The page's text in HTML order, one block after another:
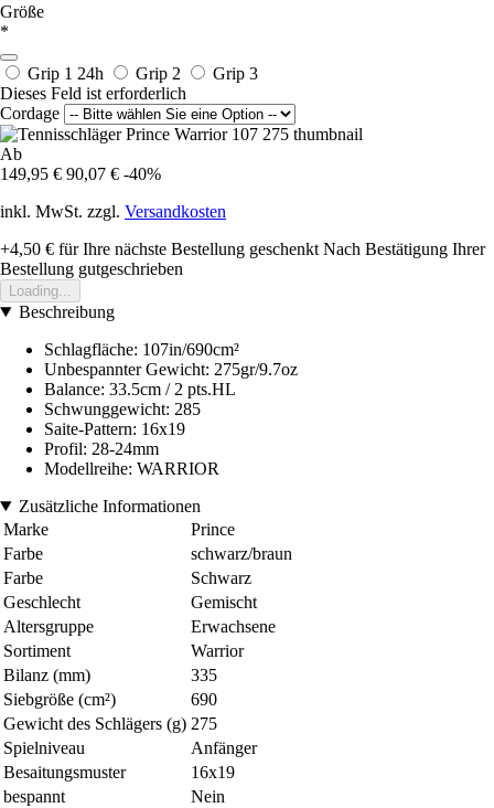
Größe
*
Grip 1 24h Grip 2
Grip 3
Dieses Feld ist erforderlich
Cordage
Ab
149,95 € 90,07 € -40%
inkl. MwSt. zzgl. Versandkosten
+4,50 € für Ihre nächste Bestellung geschenkt Nach Bestätigung Ihrer
Bestellung gutgeschrieben
Loading...
Beschreibung
Schlagfläche: 107in/690cm²
Unbespannter Gewicht: 275gr/9.7oz
Balance: 33.5cm / 2 pts.HL
Schwunggewicht: 285
Saite-Pattern: 16x19
Profil: 28-24mm
Modellreihe: WARRIOR
Zusätzliche Informationen
Marke
Prince
Farbe
schwarz/braun
Farbe
Schwarz
Geschlecht
Gemischt
Altersgruppe
Erwachsene
Sortiment
Warrior
Bilanz (mm)
335
Siebgröße (cm²)
690
Gewicht des Schlägers (g) 275
Spielniveau
Anfänger
Besaitungsmuster
16x19
bespannt
Nein